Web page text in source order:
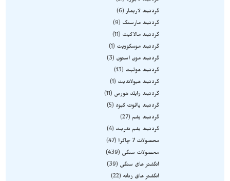
گردنبند لاریمار 6
گردنبند مارسنگ
9
گردنبند مالاکیت
11
گردنبند موسکوویت
1
گردنبند مون استون
3
گردنبند هولیت
13
گردنبند هیولاندیت
1
گردنبند وایلد هورس
11
گردنبند یاقوت کبود
5
گردنبند یشم
27
گردنبند یشم نفریت
4
محصولات 7 چاکرا
47
محصولات سنگی
439
انگشتر های سنگی
39
انگشتر های زنانه
22